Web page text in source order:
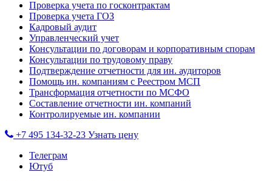
Проверка учета по госконтрактам
Проверка учета ГОЗ
Кадровый аудит
Управленческий учет
Консультации по договорам и корпоративным спорам
Консультации по трудовому праву
Подтверждение отчетности для ин. аудиторов
Помощь ин. компаниям с Реестром МСП
Трансформация отчетности по МСФО
Составление отчетности ин. компаний
Контролируемые ин. компании
+7 495 134-32-23 Узнать цену
Телеграм
Ютуб